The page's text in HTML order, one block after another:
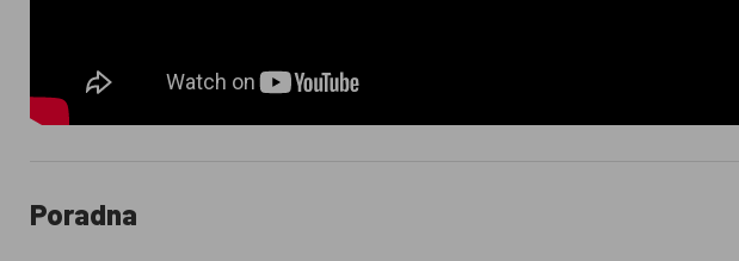
Poradna